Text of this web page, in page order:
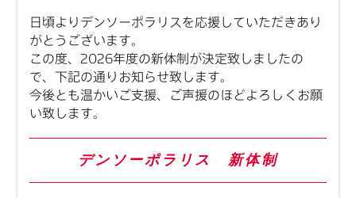
日頃よりデンソーポラリスを応援していただきあり
がとうございます。
この度、2026年度の新体制が決定致しましたの
で、下記の通りお知らせ致します。
今後とも温かいご支援、ご声援のほどよろしくお願
い致します。
デンソーポラリス 新体制